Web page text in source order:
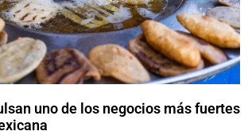
uno de los negocios más fuertes